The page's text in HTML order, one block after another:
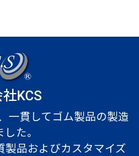
KCS
一貫してゴム製品の製造
た。
製品およびカスタマイズ